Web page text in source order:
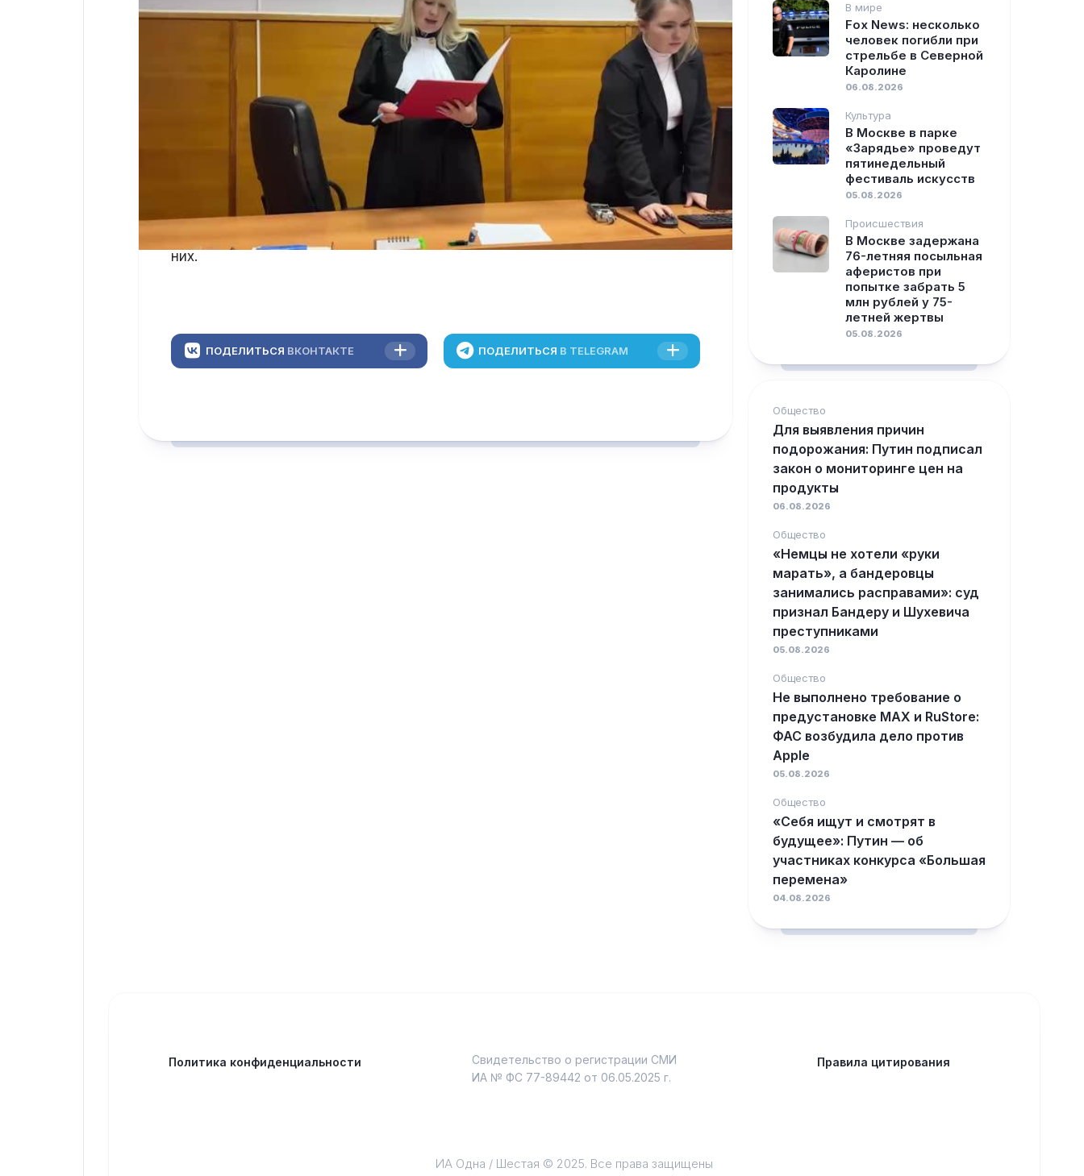
Адвокаты подсудимого намерены обжаловать решение об аресте.
«Да, безусловно, будем [подавать апелляцию]», — ответила его защитник
Мария Кирилова на вопрос журналистов.
Адвокат подчеркнула, что у Чемезова есть заболевание, которое является
прямым противопоказанием для нахождения в следственном изоляторе.
Кроме того, защита не согласна с арестом, поскольку у обвиняемого есть
малолетние дети, оставшиеся в настоящее время «без родительского
попечения»; семье предстоит определить, кто возьмет на себя заботу о
них.
ПОДЕЛИТЬСЯ ВКОНТАКТЕ ПОДЕЛИТЬСЯ В TELEGRAM
В мире
Fox News: несколько
человек погибли при
стрельбе в Северной
Каролине
06.08.2026
Культура
В Москве в парке
«Зарядье» проведут
пяти­недельный
фестиваль искусств
05.08.2026
Происшествия
В Москве задержана
76-летняя посыльная
аферистов при
попытке забрать 5
млн рублей у 75-
летней жертвы
05.08.2026
Общество
Для выявления причин
подорожания: Путин подписал
закон о мониторинге цен на
продукты
06.08.2026
Общество
«Немцы не хотели «руки
марать», а бандеровцы
занимались расправами»: суд
признал Бандеру и Шухевича
преступниками
05.08.2026
Общество
Не выполнено требование о
предустановке MAX и RuStore:
ФАС возбудила дело против
Apple
05.08.2026
Общество
«Себя ищут и смотрят в
будущее»: Путин — об
участниках конкурса «Большая
перемена»
04.08.2026
Политика конфиденциальности
Свидетельство о регистрации СМИ
ИА № ФС 77-89442 от 06.05.2025 г.
Правила цитирования
ИА Одна / Шестая © 2025. Все права защищены